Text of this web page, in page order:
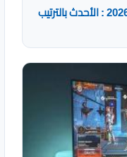
أفضل معالجات AMD للكمبيوتر لعام 2026 : الأحدث بالترتيب